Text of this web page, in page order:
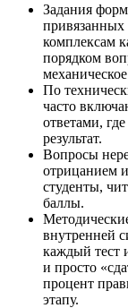
Задания
комплексам
порядком
По
часто
ответами,
результат.
Вопросы
отрицанием
студенты,
баллы.
внутренней
каждый тест
и просто
процент
этапу.